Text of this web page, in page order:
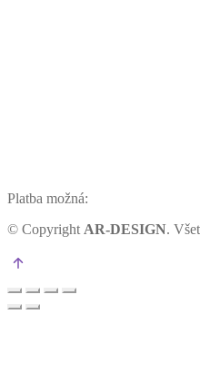
Platba možná:
© Copyright AR-DESIGN.